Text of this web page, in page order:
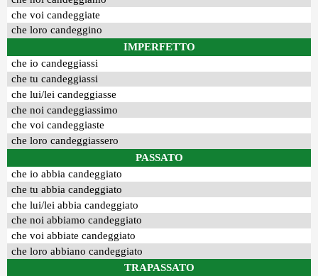
che voi candeggiate
che loro candeggino
IMPERFETTO
che io candeggiassi
che tu candeggiassi
che lui/lei candeggiasse
che noi candeggiassimo
che voi candeggiaste
che loro candeggiassero
PASSATO
che io abbia candeggiato
che tu abbia candeggiato
che lui/lei abbia candeggiato
che noi abbiamo candeggiato
che voi abbiate candeggiato
che loro abbiano candeggiato
TRAPASSATO